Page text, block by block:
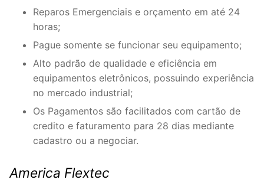
Reparos Emergenciais e orçamento em até 24
horas;
Pague somente se funcionar seu equipamento;
Alto padrão de qualidade e eficiência em
equipamentos eletrônicos, possuindo experiência
no mercado industrial;
Os Pagamentos são facilitados com cartão de
credito e faturamento para 28 dias mediante
cadastro ou a negociar.
America Flextec